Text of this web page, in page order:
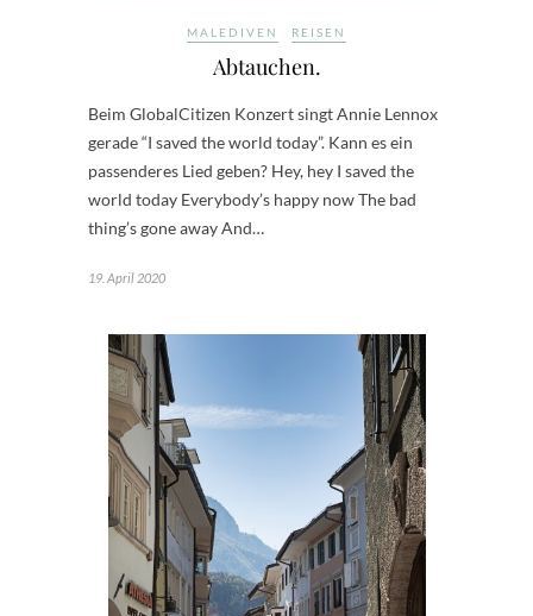
MALEDIVEN REISEN
Abtauchen.
Beim GlobalCitizen Konzert singt Annie Lennox
gerade “I saved the world today”. Kann es ein
passenderes Lied geben? Hey, hey I saved the
world today Everybody’s happy now The bad
thing’s gone away And…
19. April 2020